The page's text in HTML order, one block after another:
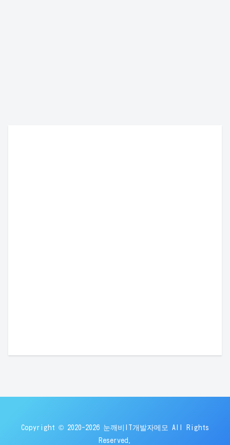
Copyright © 2020-2026 눈깨비IT개발자메모 All Rights
Reserved.